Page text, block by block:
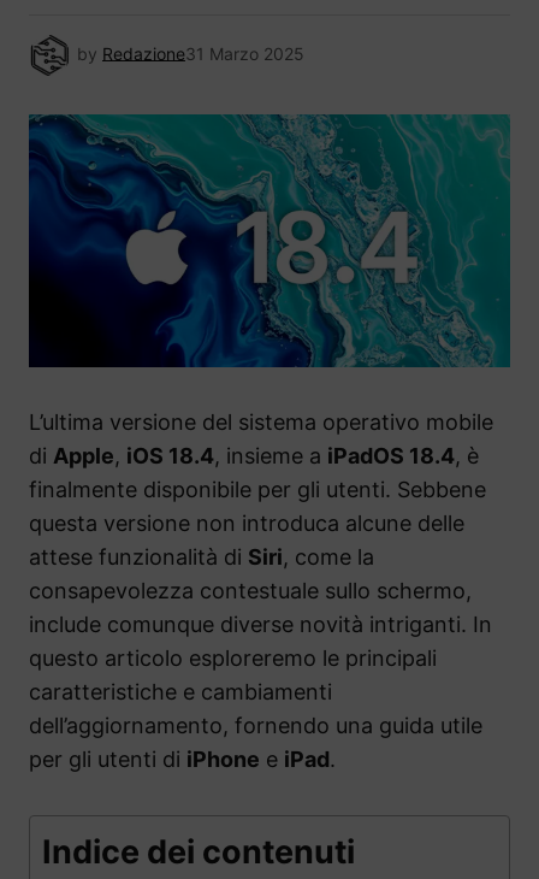
by Redazione31 Marzo 2025
L’ultima versione del sistema operativo mobile
di Apple, iOS 18.4, insieme a iPadOS 18.4, è
finalmente disponibile per gli utenti. Sebbene
questa versione non introduca alcune delle
attese funzionalità di Siri, come la
consapevolezza contestuale sullo schermo,
include comunque diverse novità intriganti. In
questo articolo esploreremo le principali
caratteristiche e cambiamenti
dell’aggiornamento, fornendo una guida utile
per gli utenti di iPhone e iPad.
Indice dei contenuti